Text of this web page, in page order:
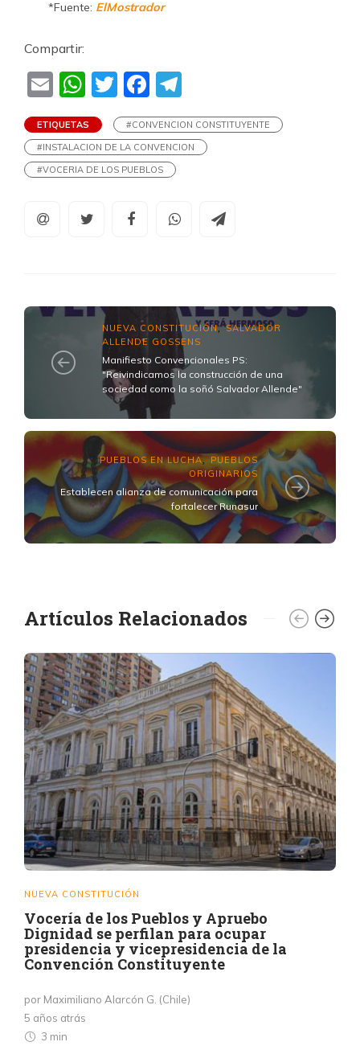
*Fuente: ElMostrador
Compartir:
EmailWhatsApp
TwitterFacebook
ETIQUETAS
#CONVENCION CONSTITUYENTE
#INSTALACION DE LA CONVENCION
#VOCERIA DE LOS PUEBLOS
NUEVA CONSTITUCIÓN,SALVADOR
ALLENDE GOSSENS
Manifiesto Convencionales PS:
"Reivindicamos la construcción de una
sociedad como la soñó Salvador Allende"
PUEBLOS EN LUCHA,PUEBLOS
ORIGINARIOS
Establecen alianza de comunicación para
fortalecer Runasur
Artículos Relacionados
NUEVA CONSTITUCIÓN
Vocería de los Pueblos y Apruebo
Dignidad se perfilan para ocupar
presidencia y vicepresidencia de la
Convención Constituyente
por Maximiliano Alarcón G. (Chile)
5 años atrás
3 min